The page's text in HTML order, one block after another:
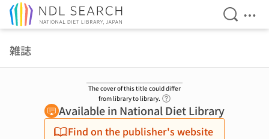
Open
雑誌
The cover of this title could differ
from library to library.
Available in National Diet Library
Find on the publisher's website